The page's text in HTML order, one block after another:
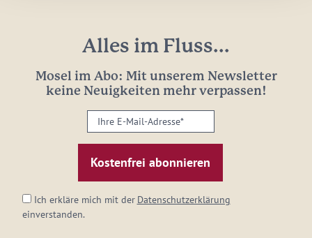
Alles im Fluss...
Mosel im Abo: Mit unserem Newsletter
keine Neuigkeiten mehr verpassen!
Ihre
E-
Mail-
Adresse:
Ich erkläre mich mit der Datenschutzerklärung
einverstanden.